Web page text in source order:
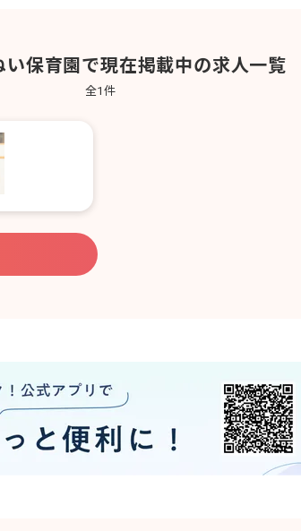
い保育園で現在掲載中の求人一覧
全1 件